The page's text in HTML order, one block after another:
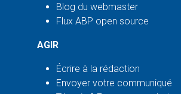
Blog du webmaster
Flux ABP open source
AGIR
Écrire à la rédaction
Envoyer votre communiqué